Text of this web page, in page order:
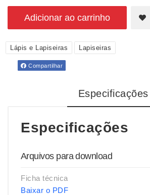
Adicionar ao carrinho
Lápis e Lapiseiras Lapiseiras
Compartilhar
Especificações
Especificações
Arquivos para download
Ficha técnica
Baixar o PDF